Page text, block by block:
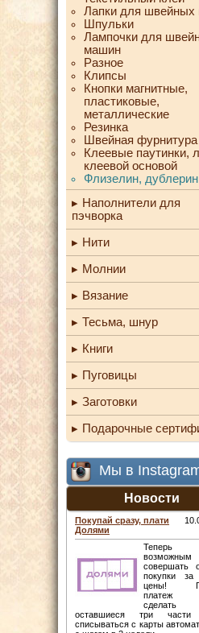
Лапки для
Шпульки
Лампочки для
машин
Разное
Клипсы
Кнопки магнитные,
пластиковые,
металлические
Резинка
Швейная фурнитура
Клеевые паутинки,
клеевой основой
Флизелин, дублерин
Наполнители для
пэчворка
Нити
Молнии
Вязание
Тесьма, шнур
Книги
Пуговицы
Заготовки
Подарочные
Мы в
Новости
Покупай сразу, плати
Долями
Теперь
возможным
совершать
покупки
цены!
платеж
сделать
оставшиеся три части
списываться с карты